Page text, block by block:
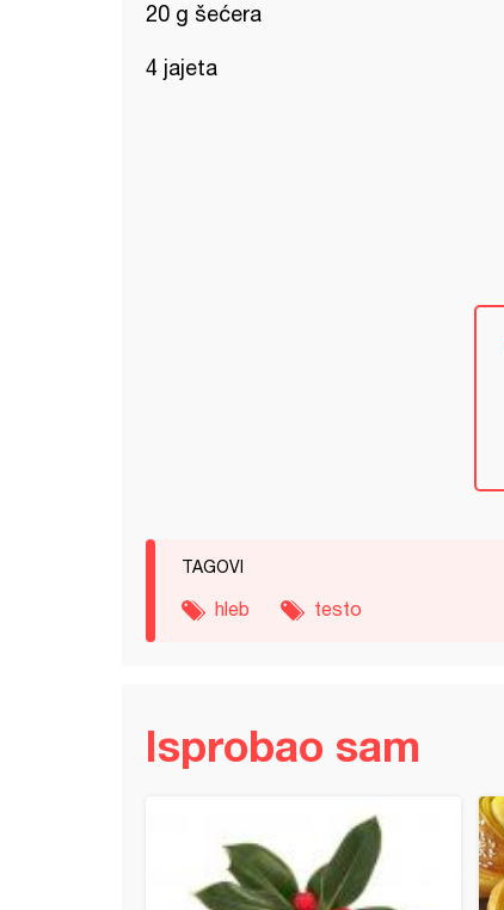
20 g šećera
4 jajeta
TAGOVI
hleb testo
Isprobao sam